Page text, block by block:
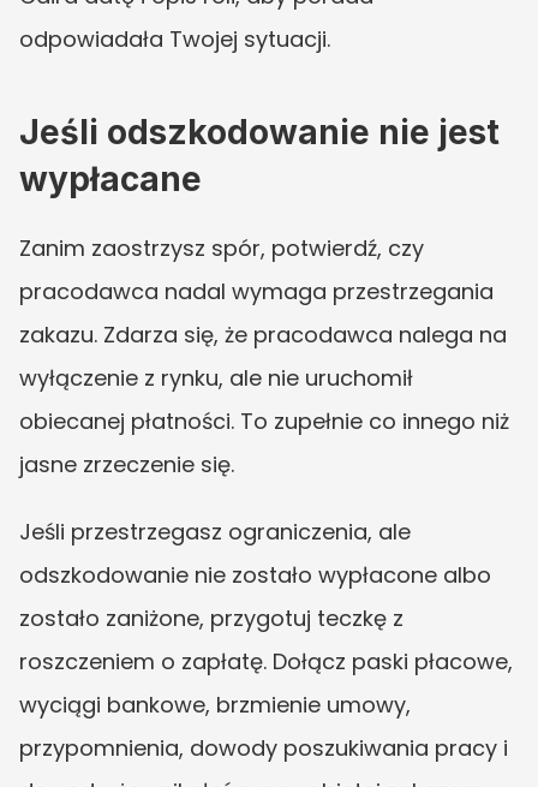
odpowiadała Twojej sytuacji.
Jeśli odszkodowanie nie jest
wypłacane
Zanim zaostrzysz spór, potwierdź, czy
pracodawca nadal wymaga przestrzegania
zakazu. Zdarza się, że pracodawca nalega na
wyłączenie z rynku, ale nie uruchomił
obiecanej płatności. To zupełnie co innego niż
jasne zrzeczenie się.
Jeśli przestrzegasz ograniczenia, ale
odszkodowanie nie zostało wypłacone albo
zostało zaniżone, przygotuj teczkę z
roszczeniem o zapłatę. Dołącz paski płacowe,
wyciągi bankowe, brzmienie umowy,
przypomnienia, dowody poszukiwania pracy i